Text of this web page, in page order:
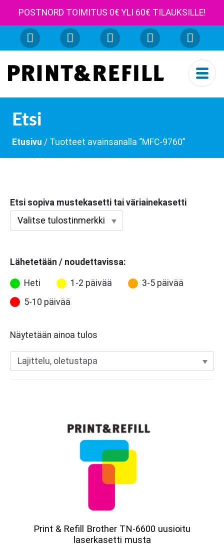
POSTNORD TOIMITUS 0€ YLI 60€ TILAUKSILLE!
Etsi
Etusivu / Tuotteet avainsanalla “MFC-9760”
Etsi sopiva mustekasetti tai väriainekasetti
Lähetetään / noudettavissa:
Heti 1-2 päivää
3-5 päivää
5-10 päivää
Näytetään ainoa tulos
Print & Refill Brother TN-6600 uusioitu
laserkasetti musta